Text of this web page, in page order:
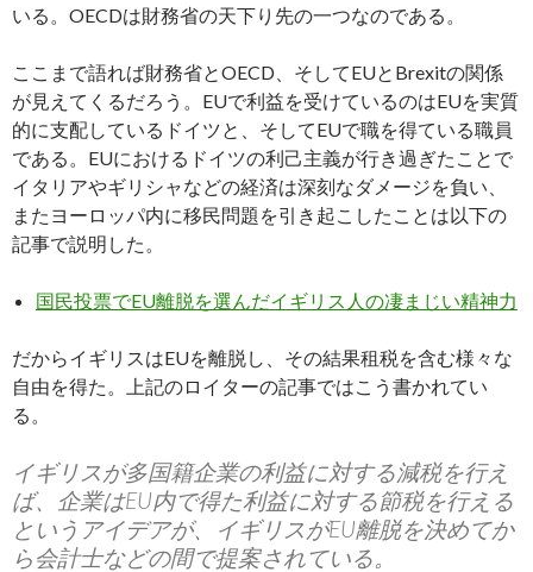
いる。OECDは財務省の天下り先の一つなのである。
ここまで語れば財務省とOECD、そしてEUとBrexitの関係
が見えてくるだろう。EUで利益を受けているのはEUを実質
的に支配しているドイツと、そしてEUで職を得ている職員
である。EUにおけるドイツの利己主義が行き過ぎたことで
イタリアやギリシャなどの経済は深刻なダメージを負い、
またヨーロッパ内に移民問題を引き起こしたことは以下の
記事で説明した。
国民投票でEU離脱を選んだイギリス人の凄まじい精神力
だからイギリスはEUを離脱し、その結果租税を含む様々な
自由を得た。上記のロイターの記事ではこう書かれてい
る。
イギリスが多国籍企業の利益に対する減税を行え
ば、企業はEU内で得た利益に対する節税を行える
というアイデアが、イギリスがEU離脱を決めてか
ら会計士などの間で提案されている。